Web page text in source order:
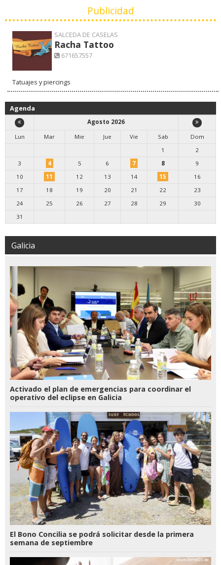
Publicidad
SALCEDA DE CASELAS
Racha Tattoo
671657557
Tatuajes y piercings
Agenda
Agosto 2026
Lun
Mar Mie Jue Vie Sab
Dom
1
2
3
4 5 6 7 8
9
10
11 12 13 14 15
16
17
18 19 20 21 22
23
24
25 26 27 28 29
30
31
Galicia
Activado el plan de emergencias para coordinar el
operativo del eclipse en Galicia
El Bono Concilia se podrá solicitar desde la primera
semana de septiembre